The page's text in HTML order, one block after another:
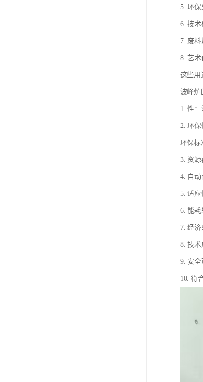
5. 环保
6. 技术
7. 废料
8. 艺术
这些用
波峰炉
1. 性
2. 环保
环保标
3. 资源
4. 自动
5. 适应
6. 能耗
7. 经
8. 技术
9. 安全
10. 符